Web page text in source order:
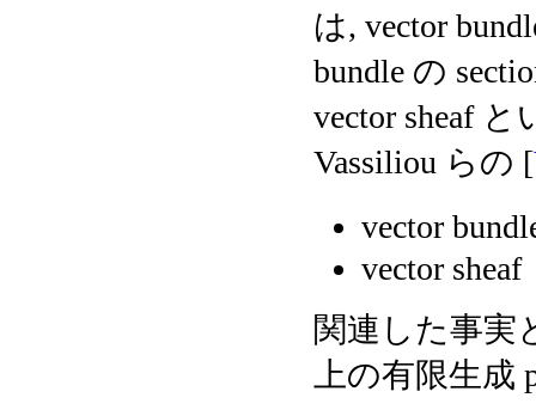
は, vector
bundle の
vector sheaf
Vassiliou らの [
vector
vector sheaf
関連した事実
上の有限生成